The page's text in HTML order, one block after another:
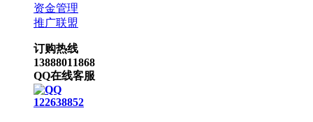
资金管理
推广联盟
订购热线
13888011868
QQ在线客服
122638852